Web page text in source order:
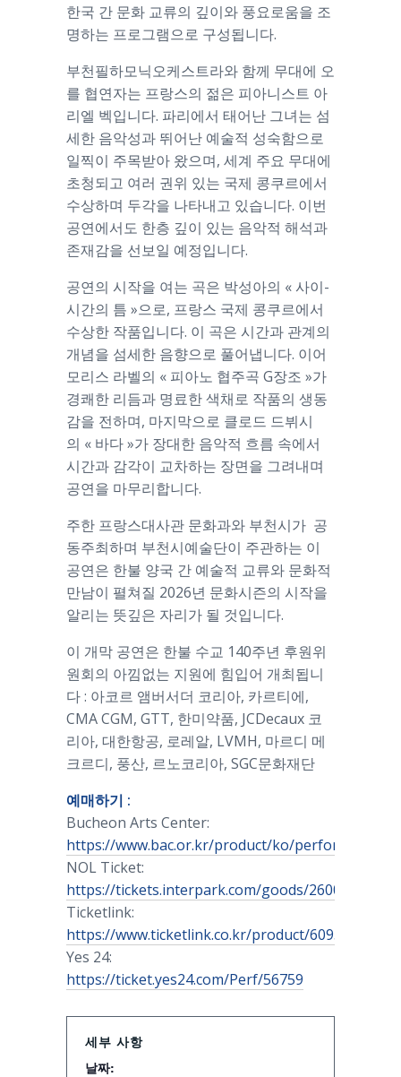
한국 간 문화 교류의 깊이와 풍요로움을 조
명하는 프로그램으로 구성됩니다.
부천필하모닉오케스트라와 함께 무대에 오
를 협연자는 프랑스의 젊은 피아니스트 아
리엘 벡입니다. 파리에서 태어난 그녀는 섬
세한 음악성과 뛰어난 예술적 성숙함으로
일찍이 주목받아 왔으며, 세계 주요 무대에
초청되고 여러 권위 있는 국제 콩쿠르에서
수상하며 두각을 나타내고 있습니다. 이번
공연에서도 한층 깊이 있는 음악적 해석과
존재감을 선보일 예정입니다.
공연의 시작을 여는 곡은 박성아의 « 사이-
시간의 틈 »으로, 프랑스 국제 콩쿠르에서
수상한 작품입니다. 이 곡은 시간과 관계의
개념을 섬세한 음향으로 풀어냅니다. 이어
모리스 라벨의 « 피아노 협주곡 G장조 »가
경쾌한 리듬과 명료한 색채로 작품의 생동
감을 전하며, 마지막으로 클로드 드뷔시
의 « 바다 »가 장대한 음악적 흐름 속에서
시간과 감각이 교차하는 장면을 그려내며
공연을 마무리합니다.
주한 프랑스대사관 문화과와 부천시가 공
동주최하며 부천시예술단이 주관하는 이
공연은 한불 양국 간 예술적 교류와 문화적
만남이 펼쳐질 2026년 문화시즌의 시작을
알리는 뜻깊은 자리가 될 것입니다.
이 개막 공연은 한불 수교 140주년 후원위
원회의 아낌없는 지원에 힘입어 개최됩니
다 : 아코르 앰버서더 코리아, 카르티에,
CMA CGM, GTT, 한미약품, JCDecaux 코
리아, 대한항공, 로레알, LVMH, 마르디 메
크르디, 풍산, 르노코리아, SGC문화재단
예매하기 :
Bucheon Arts Center:
https://www.bac.or.kr/product/ko/performance/
NOL Ticket:
https://tickets.interpark.com/goods/26000490
Ticketlink:
https://www.ticketlink.co.kr/product/60952
Yes 24:
https://ticket.yes24.com/Perf/56759
세부 사항
날짜: